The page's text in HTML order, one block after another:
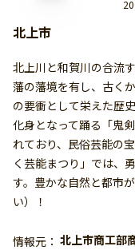
北上市
北上川と和賀川の合流
藩の藩境を有し、古く
の要衝として栄えた歴
化身となって踊る「鬼
れており、民俗芸能の
く芸能まつり」では、
す。豊かな自然と都市
い）！
情報元： 北上市商工部